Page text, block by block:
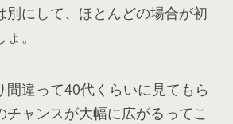
別にして、ほとんどの場合が初
。
間違って40代くらいに見てもら
チャンスが大幅に広がるってこ